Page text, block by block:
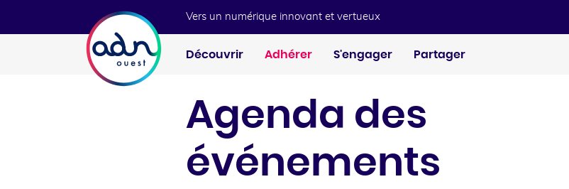
Vers un numérique innovant et vertueux
Découvrir Adhérer S'engager Partager
Agenda des
événements